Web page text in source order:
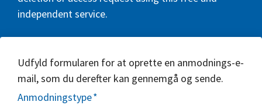
independent service.
Udfyld formularen for at oprette en anmodnings-e-
mail, som du derefter kan gennemgå og sende.
Anmodningstype*